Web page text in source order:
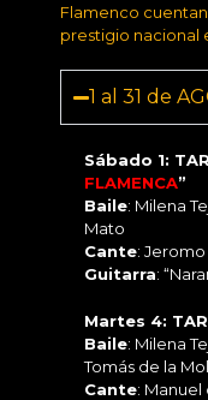
Flamenco
prestigio nacional
1 al 31 de
Sábado 1:
FLAMENCA”
Baile: Milena
Mato
Cante:
Guitarra:
Martes 4:
Baile: Milena
Tomás de la
Cante: Manuel